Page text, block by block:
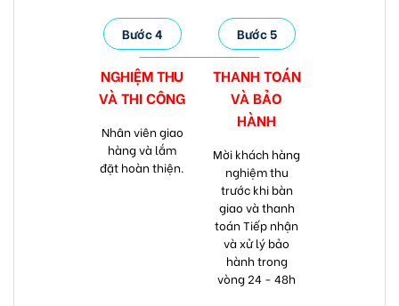
Bước 4
NGHIỆM THU
VÀ THI CÔNG
Nhân viên giao
hàng và lắm
đặt hoàn thiện.
Bước 5
THANH TOÁN
VÀ BẢO
HÀNH
Mời khách hàng
nghiệm thu
trước khi bàn
giao và thanh
toán Tiếp nhận
và xử lý bảo
hành trong
vòng 24 - 48h